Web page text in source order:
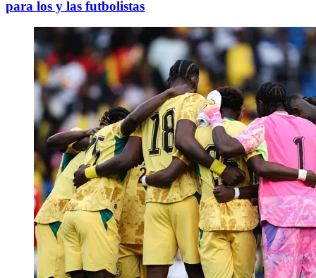
para los y las futbolistas